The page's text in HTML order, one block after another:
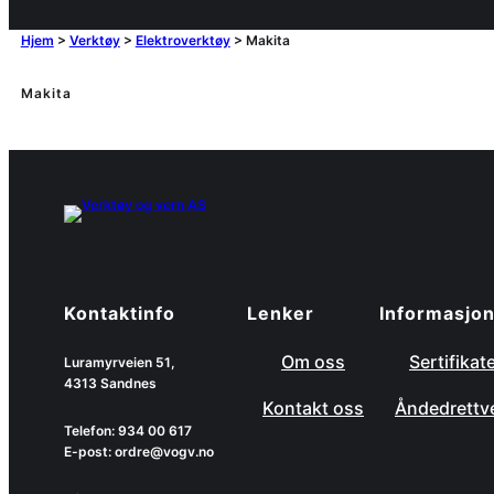
Hjem > Verktøy> Elektroverktøy> Makita
Makita
Kontaktinfo
Luramyrveien 51,
4313 Sandnes
Telefon: 934 00 617
E-post: ordre@vogv.no
Lenker
Om oss
Kontakt oss
Informasjon